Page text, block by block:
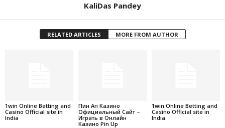
KaliDas Pandey
RELATED ARTICLES MORE FROM AUTHOR
1win Online Betting and
Casino Official site in
India
Пин Ап Казино
Официальный Сайт –
Играть в Онлайн
Казино Pin Up
1win Online Betting and
Casino Official site in
India